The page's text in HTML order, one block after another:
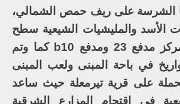
الشرسة على ريف حمص الشمالي،
الأسد والمليشيات الشيعية سطح
المبنى مكان لتمركز مدفع 23 ومدفع b10 كما وتم
في باحة المبنى ولعب المبنى
على قرية تيرمعلة حيث ساعد
في اقتحام المزارع الشرقية